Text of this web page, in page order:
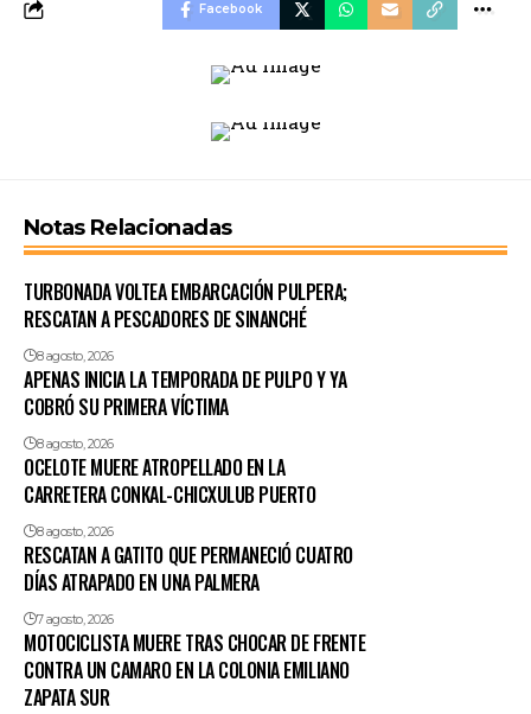
Facebook
Notas Relacionadas
TURBONADA VOLTEA EMBARCACIÓN PULPERA;
RESCATAN A PESCADORES DE SINANCHÉ
8 agosto, 2026
APENAS INICIA LA TEMPORADA DE PULPO Y YA
COBRÓ SU PRIMERA VÍCTIMA
8 agosto, 2026
OCELOTE MUERE ATROPELLADO EN LA
CARRETERA CONKAL-CHICXULUB PUERTO
8 agosto, 2026
RESCATAN A GATITO QUE PERMANECIÓ CUATRO
DÍAS ATRAPADO EN UNA PALMERA
7 agosto, 2026
MOTOCICLISTA MUERE TRAS CHOCAR DE FRENTE
CONTRA UN CAMARO EN LA COLONIA EMILIANO
ZAPATA SUR